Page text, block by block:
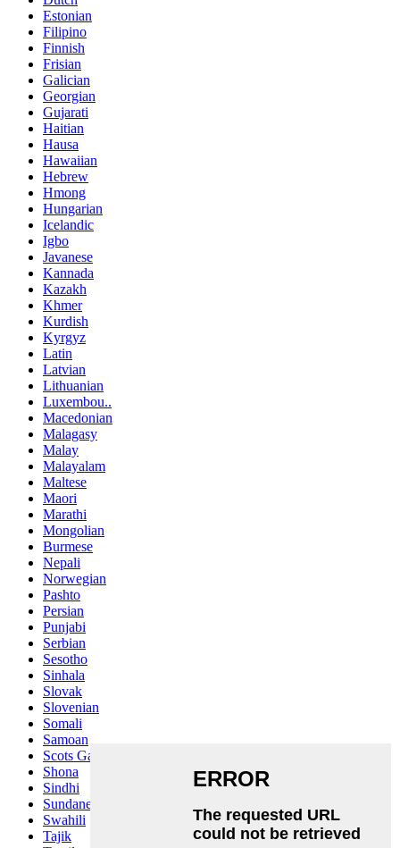
Estonian
Filipino
Finnish
Frisian
Galician
Georgian
Gujarati
Haitian
Hausa
Hawaiian
Hebrew
Hmong
Hungarian
Icelandic
Igbo
Javanese
Kannada
Kazakh
Khmer
Kurdish
Kyrgyz
Latin
Latvian
Lithuanian
Luxembou..
Macedonian
Malagasy
Malay
Malayalam
Maltese
Maori
Marathi
Mongolian
Burmese
Nepali
Norwegian
Pashto
Persian
Punjabi
Serbian
Sesotho
Sinhala
Slovak
Slovenian
Somali
Samoan
Scots Gaelic
Shona
Sindhi
Sundanese
Swahili
Tajik